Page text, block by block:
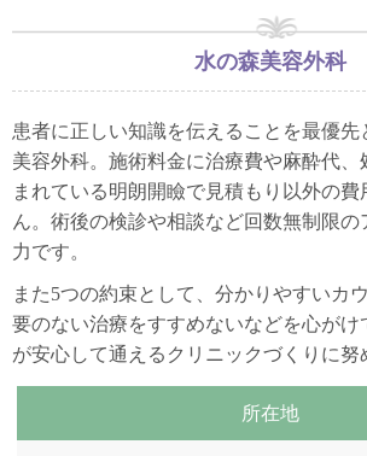
水の森美容外科
患者に正しい知識を伝えることを最優先
美容外科。施術料金に治療費や麻酔代、
まれている明朗開瞼で見積もり以外の
ん。術後の検診や相談など回数無制限
力です。
また5つの約束として、分かりやすいカ
要のない治療をすすめないなどを心がけ
が安心して通えるクリニックづくりに努
所在地